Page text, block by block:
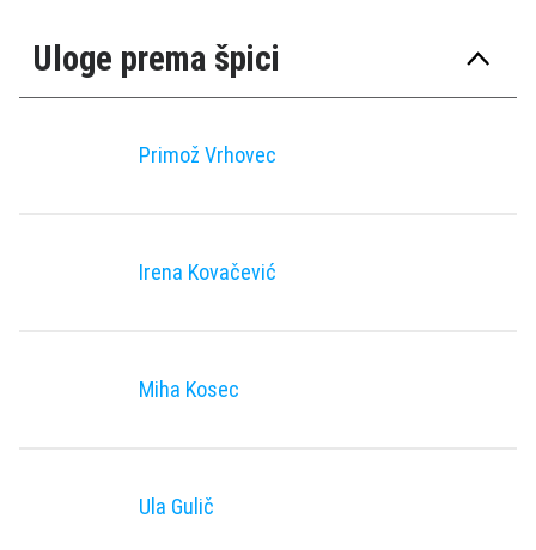
Uloge prema špici
Primož Vrhovec
Irena Kovačević
Miha Kosec
Ula Gulič